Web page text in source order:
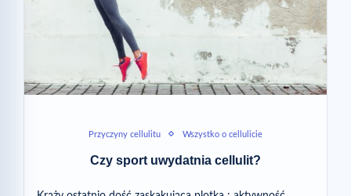
Przyczyny cellulitu Wszystko o cellulicie
Czy sport uwydatnia cellulit?